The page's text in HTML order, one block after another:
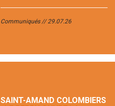
Communiqués 29.07.26
SAINT-AMAND COLOMBIERS